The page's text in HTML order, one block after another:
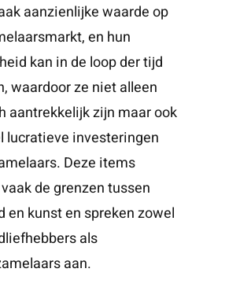
aanzienlijke waarde op
en hun
kan in de loop der tijd
waardoor ze niet alleen
aantrekkelijk zijn maar ook
lucratieve investeringen
Deze items
de grenzen tussen
en kunst en spreken zowel
als
aan.